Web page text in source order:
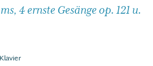
4 ernste Gesänge op. 121 u.